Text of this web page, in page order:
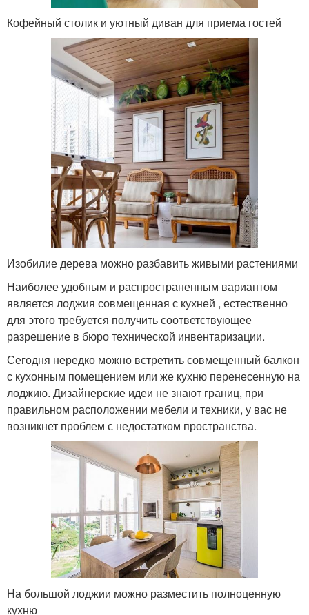
Кофейный столик и уютный диван для приема гостей
Изобилие дерева можно разбавить живыми растениями
Наиболее удобным и распространенным вариантом
является лоджия совмещенная с кухней , естественно
для этого требуется получить соответствующее
разрешение в бюро технической инвентаризации.
Сегодня нередко можно встретить совмещенный балкон
с кухонным помещением или же кухню перенесенную на
лоджию. Дизайнерские идеи не знают границ, при
правильном расположении мебели и техники, у вас не
возникнет проблем с недостатком пространства.
На большой лоджии можно разместить полноценную
кухню